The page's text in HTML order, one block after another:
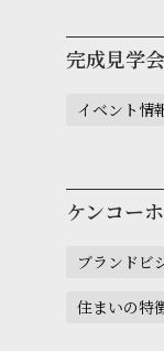
完成見学会
イベント情
ケンコー
ブランドビ
住まいの特